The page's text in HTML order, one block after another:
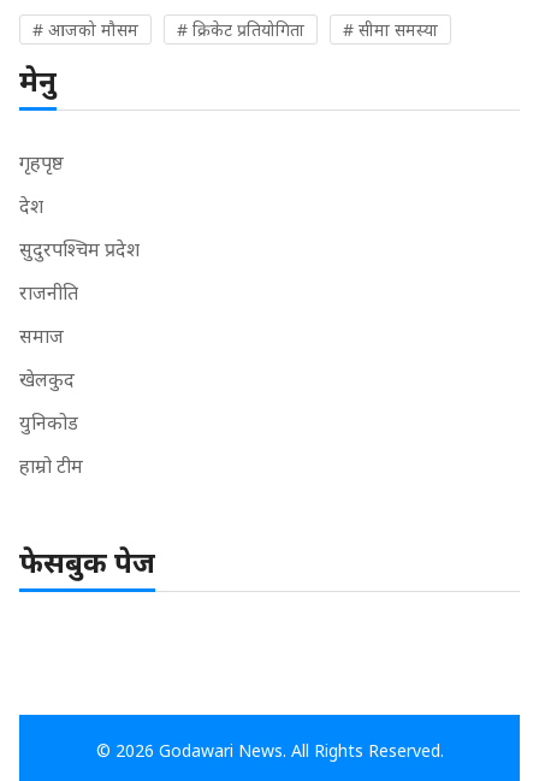
# आजको मौसम # क्रिकेट प्रतियोगिता # सीमा समस्या
मेनु
गृहपृष्ठ
देश
सुदुरपश्चिम प्रदेश
राजनीति
समाज
खेलकुद
युनिकोड
हाम्रो टीम
फेसबुक पेज
© 2026 Godawari News. All Rights Reserved.